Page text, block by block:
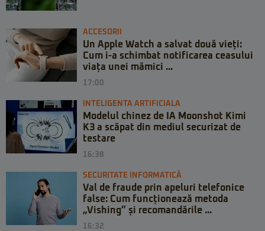
ACCESORII
Un Apple Watch a salvat două vieți:
Cum i-a schimbat notificarea ceasului
viața unei mămici ...
17:00
INTELIGENTA ARTIFICIALA
Modelul chinez de IA Moonshot Kimi
K3 a scăpat din mediul securizat de
testare
16:38
SECURITATE INFORMATICĂ
Val de fraude prin apeluri telefonice
false: Cum funcționează metoda
„Vishing” și recomandările ...
16:32